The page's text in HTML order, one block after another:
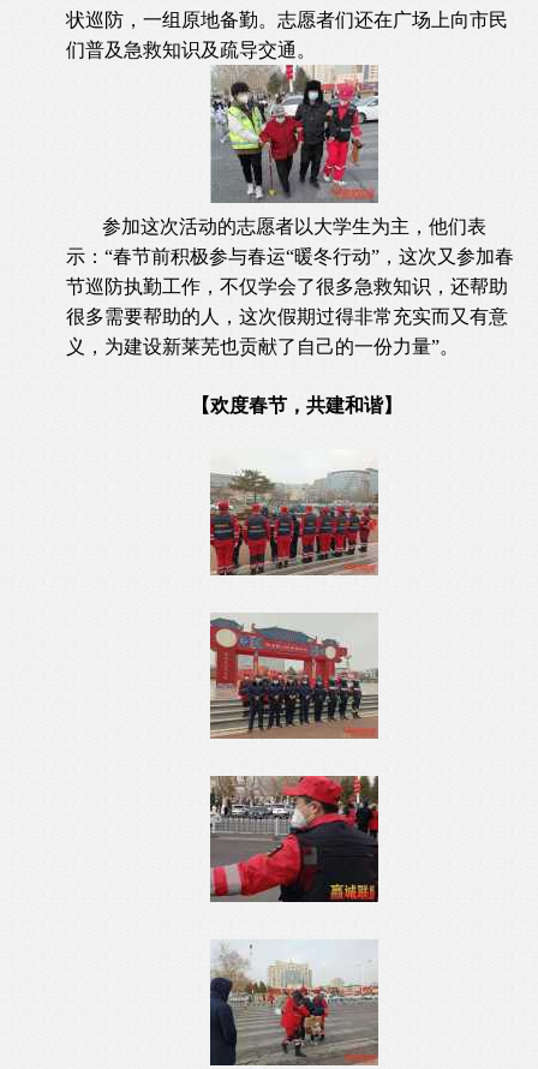
状巡防，一组原地备勤。志愿者们还在广场上向市民
们普及急救知识及疏导交通。
参加这次活动的志愿者以大学生为主，他们表
示：“春节前积极参与春运“暖冬行动”，这次又参加春
节巡防执勤工作，不仅学会了很多急救知识，还帮助
很多需要帮助的人，这次假期过得非常充实而又有意
义，为建设新莱芜也贡献了自己的一份力量”。
【欢度春节，共建和谐】